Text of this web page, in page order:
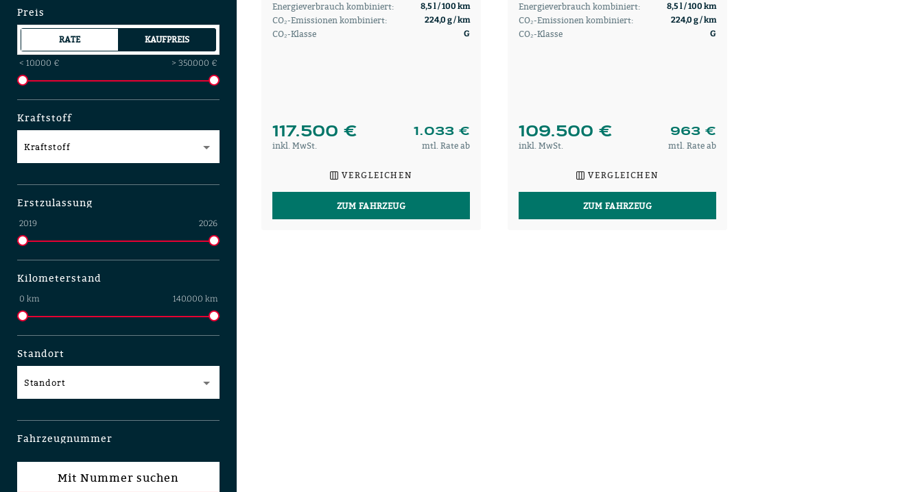
Preis
RATE KAUFPREIS
< 10.000 € > 350.000 €
Kraftstoff
Kraftstoff
Erstzulassung
2019 2026
Kilometerstand
0 km 140.000 km
Standort
Standort
Fahrzeugnummer
Mit Nummer suchen
Energieverbrauch kombiniert: 8,5 l / 100 km
CO₂-Emissionen kombiniert: 224,0 g / km
CO₂-Klasse G
117.500 € 1.033 €
inkl. MwSt. mtl. Rate ab
VERGLEICHEN
ZUM FAHRZEUG
Energieverbrauch kombiniert: 8,5 l / 100 km
CO₂-Emissionen kombiniert: 224,0 g / km
CO₂-Klasse G
109.500 € 963 €
inkl. MwSt. mtl. Rate ab
VERGLEICHEN
ZUM FAHRZEUG